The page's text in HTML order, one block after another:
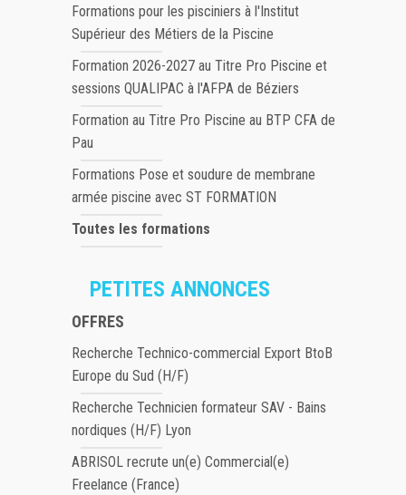
Formations pour les pisciniers à l'Institut
Supérieur des Métiers de la Piscine
Formation 2026-2027 au Titre Pro Piscine et
sessions QUALIPAC à l'AFPA de Béziers
Formation au Titre Pro Piscine au BTP CFA de
Pau
Formations Pose et soudure de membrane
armée piscine avec ST FORMATION
Toutes les formations
PETITES ANNONCES
OFFRES
Recherche Technico-commercial Export BtoB
Europe du Sud (H/F)
Recherche Technicien formateur SAV - Bains
nordiques (H/F) Lyon
ABRISOL recrute un(e) Commercial(e)
Freelance (France)